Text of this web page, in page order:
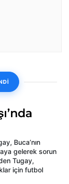
Buca’nın
gelerek sorun
Tugay,
için futbol